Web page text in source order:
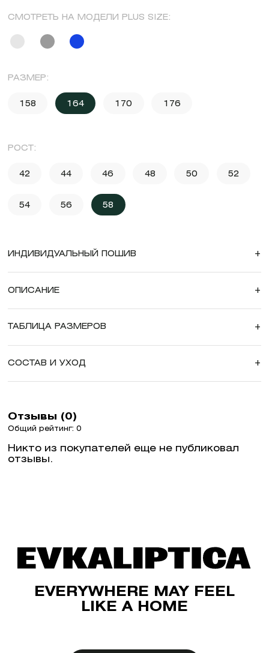
СМОТРЕТЬ НА МОДЕЛИ PLUS SIZE:
РАЗМЕР:
158 164 170 176
РОСТ:
42 44 46 48 50 52
54 56 58
ИНДИВИДУАЛЬНЫЙ ПОШИВ +
ОПИСАНИЕ +
ТАБЛИЦА РАЗМЕРОВ +
СОСТАВ И УХОД +
Отзывы (0)
Общий рейтинг: 0
Никто из покупателей еще не публиковал
отзывы.
EVERYWHERE MAY FEEL
LIKE A HOME